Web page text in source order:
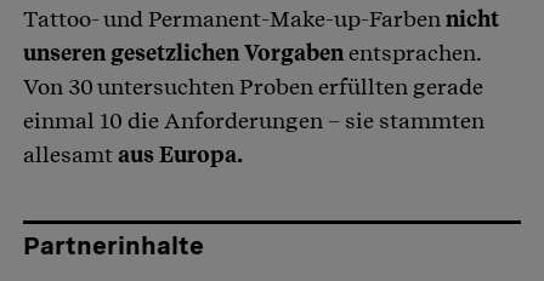
Tattoo- und Permanent-Make-up-Farbennicht
unseren gesetzlichen Vorgabenentsprachen.
Von 30 untersuchten Proben erfüllten gerade
einmal 10 die Anforderungen – sie stammten
allesamtaus Europa.
Partnerinhalte